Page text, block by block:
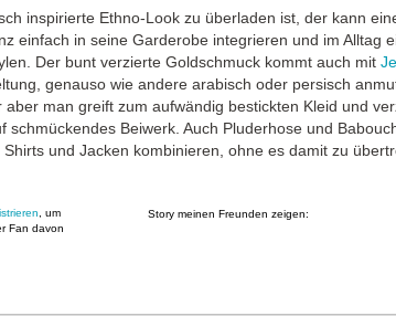
inspirierte Ethno-Look zu überladen ist, der kann
einfach in seine Garderobe integrieren und im Alltag
Der bunt verzierte Goldschmuck kommt auch mit
genauso wie andere arabisch oder persisch
aber man greift zum aufwändig bestickten Kleid und
schmückendes Beiwerk. Auch Pluderhose und
und Jacken kombinieren, ohne es damit zu
Story meinen Freunden zeigen:
, um
Fan davon